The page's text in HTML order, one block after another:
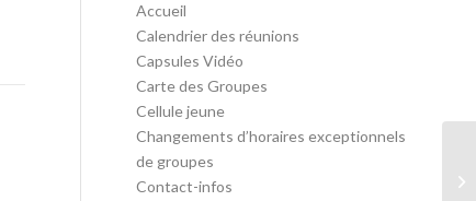
Accueil
Calendrier des réunions
Capsules Vidéo
Carte des Groupes
Cellule jeune
Changements d’horaires exceptionnels
de groupes
Contact-infos